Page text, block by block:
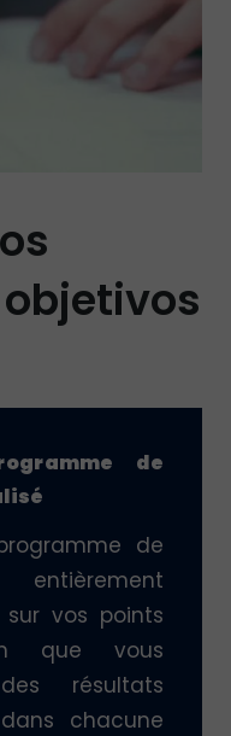
de
de
vos points
que vous
résultats
chacune